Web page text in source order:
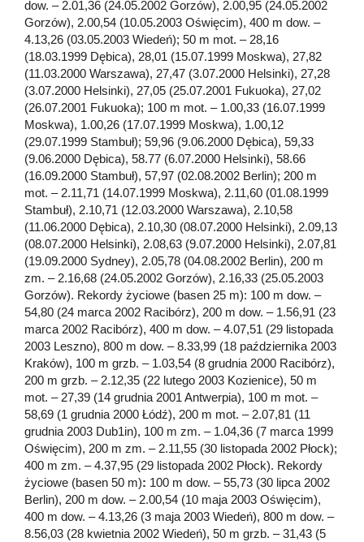
dow. – 2.01,36 (24.05.2002 Gorzów), 2.00,95 (24.05.2002
Gorzów), 2.00,54 (10.05.2003 Oświęcim), 400 m dow. –
4.13,26 (03.05.2003 Wiedeń); 50 m mot. – 28,16
(18.03.1999 Dębica), 28,01 (15.07.1999 Moskwa), 27,82
(11.03.2000 Warszawa), 27,47 (3.07.2000 Helsinki), 27,28
(3.07.2000 Helsinki), 27,05 (25.07.2001 Fukuoka), 27,02
(26.07.2001 Fukuoka); 100 m mot. – 1.00,33 (16.07.1999
Moskwa), 1.00,26 (17.07.1999 Moskwa), 1.00,12
(29.07.1999 Stambuł); 59,96 (9.06.2000 Dębica), 59,33
(9.06.2000 Dębica), 58.77 (6.07.2000 Helsinki), 58.66
(16.09.2000 Stambuł), 57,97 (02.08.2002 Berlin); 200 m
mot. – 2.11,71 (14.07.1999 Moskwa), 2.11,60 (01.08.1999
Stambuł), 2.10,71 (12.03.2000 Warszawa), 2.10,58
(11.06.2000 Dębica), 2.10,30 (08.07.2000 Helsinki), 2.09,13
(08.07.2000 Helsinki), 2.08,63 (9.07.2000 Helsinki), 2.07,81
(19.09.2000 Sydney), 2.05,78 (04.08.2002 Berlin), 200 m
zm. – 2.16,68 (24.05.2002 Gorzów), 2.16,33 (25.05.2003
Gorzów). Rekordy życiowe (basen 25 m): 100 m dow. –
54,80 (24 marca 2002 Racibórz), 200 m dow. – 1.56,91 (23
marca 2002 Racibórz), 400 m dow. – 4.07,51 (29 listopada
2003 Leszno), 800 m dow. – 8.33,99 (18 października 2003
Kraków), 100 m grzb. – 1.03,54 (8 grudnia 2000 Racibórz),
200 m grzb. – 2.12,35 (22 lutego 2003 Kozienice), 50 m
mot. – 27,39 (14 grudnia 2001 Antwerpia), 100 m mot. –
58,69 (1 grudnia 2000 Łódź), 200 m mot. – 2.07,81 (11
grudnia 2003 Dub1in), 100 m zm. – 1.04,36 (7 marca 1999
Oświęcim), 200 m zm. – 2.11,55 (30 listopada 2002 Płock);
400 m zm. – 4.37,95 (29 listopada 2002 Płock). Rekordy
życiowe (basen 50 m): 100 m dow. – 55,73 (30 lipca 2002
Berlin), 200 m dow. – 2.00,54 (10 maja 2003 Oświęcim),
400 m dow. – 4.13,26 (3 maja 2003 Wiedeń), 800 m dow. –
8.56,03 (28 kwietnia 2002 Wiedeń), 50 m grzb. – 31,43 (5